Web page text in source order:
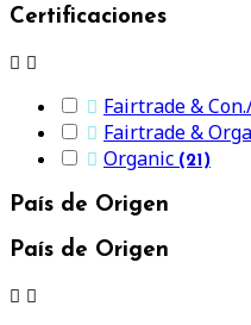
Certificaciones
 
 Fairtrade &
 Fairtrade &
 Organic (21)
País de Origen
País de Origen
 